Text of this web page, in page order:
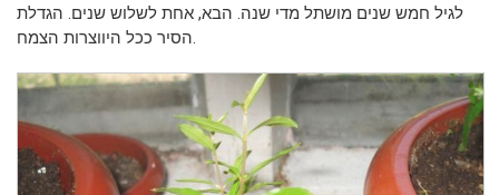
לגיל חמש שנים מושתל מדי שנה. הבא, אחת לשלוש שנים. הגדלת
הסיר ככל היווצרות הצמח.